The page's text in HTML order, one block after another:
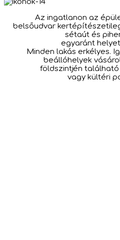
Az ingatlanon az
belsőudvar
sétaút és
egyaránt
Minden lakás erkélyes.
beállóhelyek
földszintjén
vagy kültéri